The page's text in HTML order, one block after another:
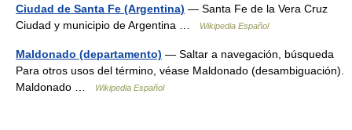
Ciudad de Santa Fe (Argentina) — Santa Fe de la Vera Cruz
Ciudad y municipio de Argentina …
Wikipedia Español
Maldonado (departamento) — Saltar a navegación, búsqueda
Para otros usos del término, véase Maldonado (desambiguación).
Maldonado …
Wikipedia Español